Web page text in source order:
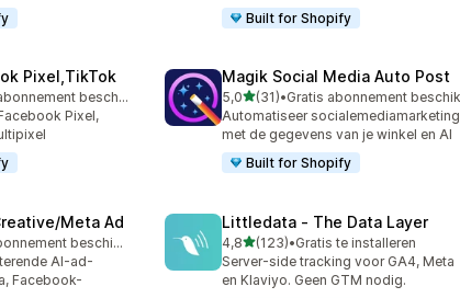
Built for Shopify
Pixel,TikTok
Gratis abonnement beschikbaar
Pixel,
Magik Social Media Auto Post
5,0van 5 sterren
(31)
31 recensies in totaal
•
Automatiseer socialemediamarketing
met de gegevens van je winkel en AI
Built for Shopify
Meta Ad
Gratis abonnement beschikbaar
AI-ad-
Facebook-
Littledata ‑ The Data Layer
4,8van 5 sterren
(123)
123 recensies in totaal
•Gratis te installeren
Server-side tracking voor GA4, Meta
en Klaviyo. Geen GTM nodig.